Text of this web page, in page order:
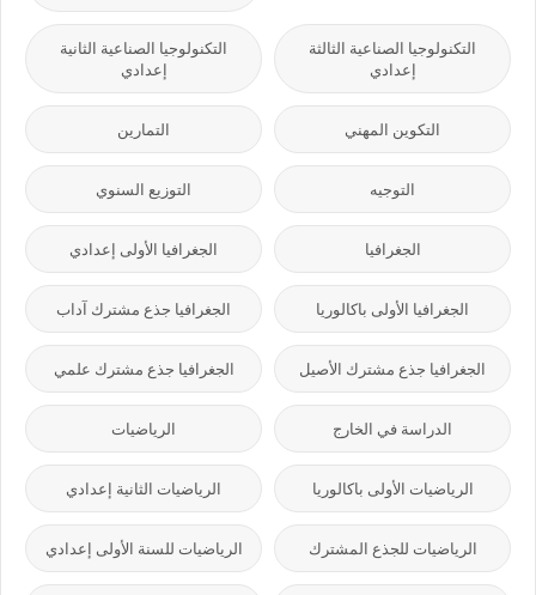
التكنولوجيا الصناعية الثالثة
إعدادي
التكنولوجيا الصناعية الثانية
إعدادي
التكوين المهني التمارين
التوجيه التوزيع السنوي
الجغرافيا الجغرافيا الأولى إعدادي
الجغرافيا الأولى باكالوريا الجغرافيا جذع مشترك آداب
الجغرافيا جذع مشترك الأصيل الجغرافيا جذع مشترك علمي
الدراسة في الخارج الرياضيات
الرياضيات الأولى باكالوريا الرياضيات الثانية إعدادي
الرياضيات للجذع المشترك الرياضيات للسنة الأولى إعدادي